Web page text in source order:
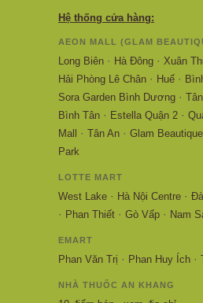
Hệ thống cửa hàng:
AEON MALL (GLAM
Long Biên · Hà Đông · Xuân
Hải Phòng Lê Chân · Huế ·
Sora Garden Bình Dương ·
Bình Tân · Estella Quận 2 ·
Mall
· Tân An · Glam
Park
LOTTE MART
West Lake · Hà Nội Centre ·
· Phan Thiết · Gò Vấp · Nam
EMART
Phan Văn Trị · Phan Huy Ích ·
NHÀ THUỐC AN KHANG